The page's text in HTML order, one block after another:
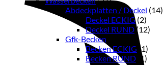
Abdeckplatten / Deckel (14)
Deckel ECKIG (2)
Deckel RUND (12)
Gfk-Becken
Becken ECKIG (1)
Becken RUND
(1)